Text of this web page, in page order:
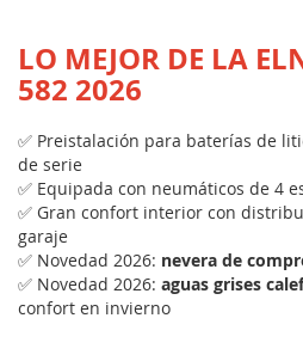
LO MEJOR DE LA
582 2026
✅ Preistalación para baterías de
de serie
✅ Equipada con neumáticos de 4
✅ Gran confort interior con
garaje
✅ Novedad 2026: nevera de
✅ Novedad 2026: aguas grises
confort en invierno